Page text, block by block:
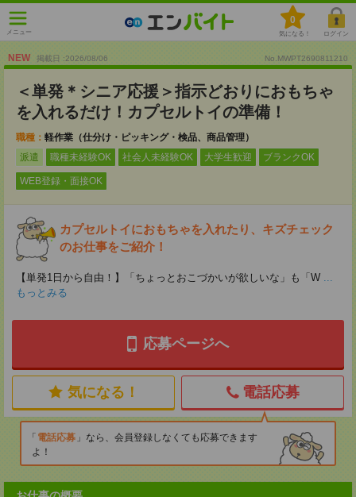
メニュー
0
気になる！ ログイン
NEW 掲載日 :2026/08/06 No.MWPT2690811210
＜単発＊シニア応援＞指示どおりにおもちゃ
を入れるだけ！カプセルトイの準備！
職種： 軽作業（仕分け・ピッキング・検品、商品管理）
派遣
職種未経験OK 社会人未経験OK 大学生歓迎 ブランクOK
WEB登録・面接OK
カプセルトイにおもちゃを入れたり、キズチェック
のお仕事をご紹介！
【単発1日から自由！】「ちょっとおこづかいが欲しいな」も「W ...
もっとみる
応募ページへ
気になる！ 電話応募
電話応募
なら、会員登録しなくても応募できます
よ！